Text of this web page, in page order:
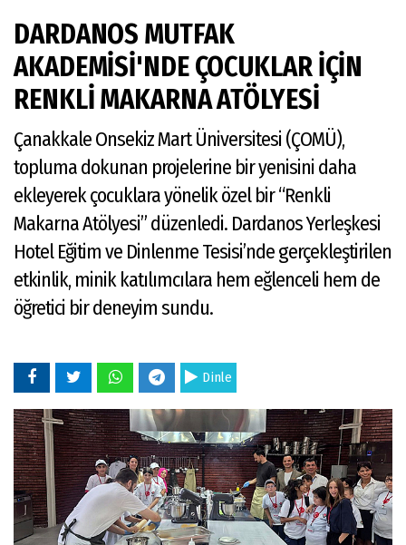
DARDANOS MUTFAK
AKADEMİSİ'NDE ÇOCUKLAR İÇİN
RENKLİ MAKARNA ATÖLYESİ
Çanakkale Onsekiz Mart Üniversitesi (ÇOMÜ),
topluma dokunan projelerine bir yenisini daha
ekleyerek çocuklara yönelik özel bir “Renkli
Makarna Atölyesi” düzenledi. Dardanos Yerleşkesi
Hotel Eğitim ve Dinlenme Tesisi’nde gerçekleştirilen
etkinlik, minik katılımcılara hem eğlenceli hem de
öğretici bir deneyim sundu.
Dinle